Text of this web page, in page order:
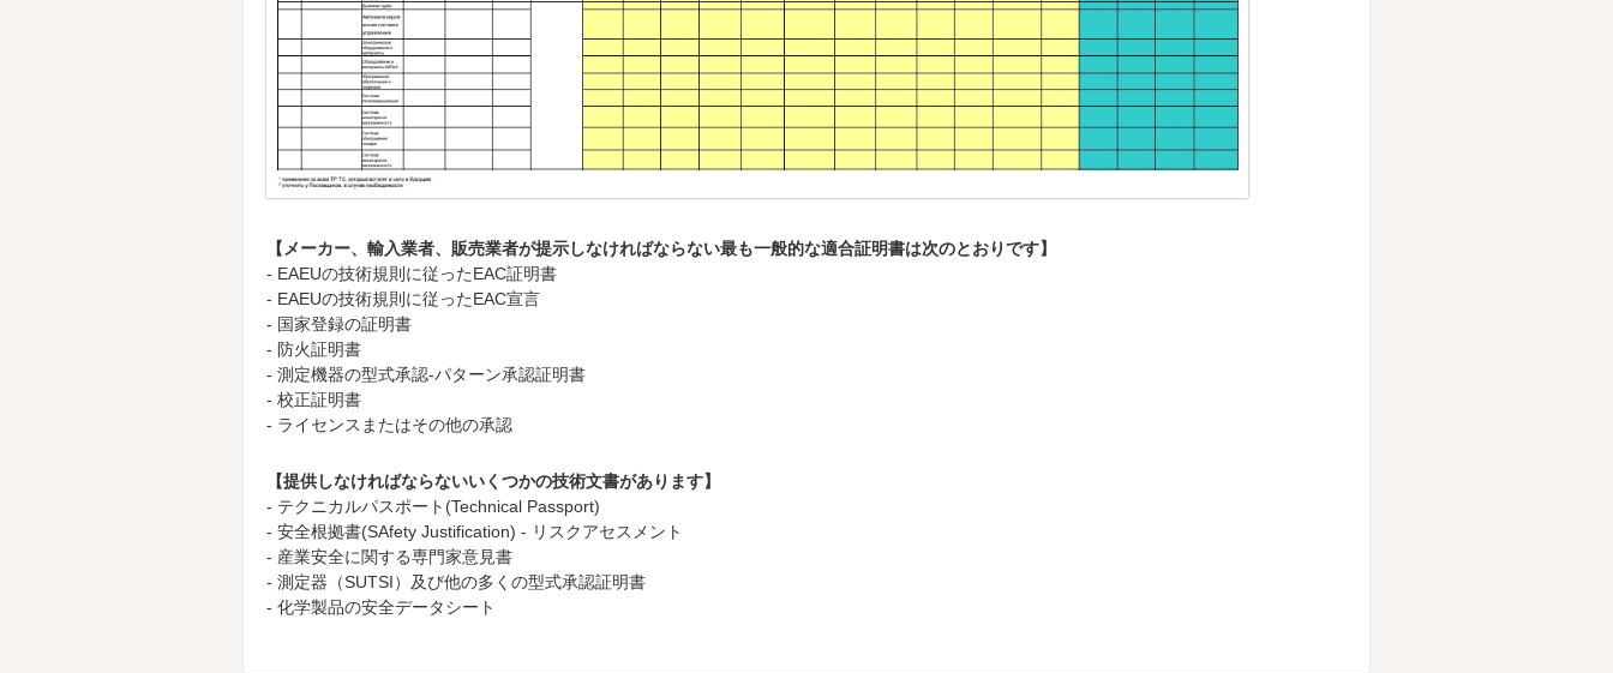
【メーカー、輸入業者、販売業者が提示しなければならない最も一般的な適合証明書は次のとおりです】
- EAEUの技術規則に従ったEAC証明書
- EAEUの技術規則に従ったEAC宣言
- 国家登録の証明書
- 防火証明書
- 測定機器の型式承認-パターン承認証明書
- 校正証明書
- ライセンスまたはその他の承認
【提供しなければならないいくつかの技術文書があります】
- テクニカルパスポート(Technical Passport)
- 安全根拠書(SAfety Justification) - リスクアセスメント
- 産業安全に関する専門家意見書
- 測定器（SUTSI）及び他の多くの型式承認証明書
- 化学製品の安全データシート